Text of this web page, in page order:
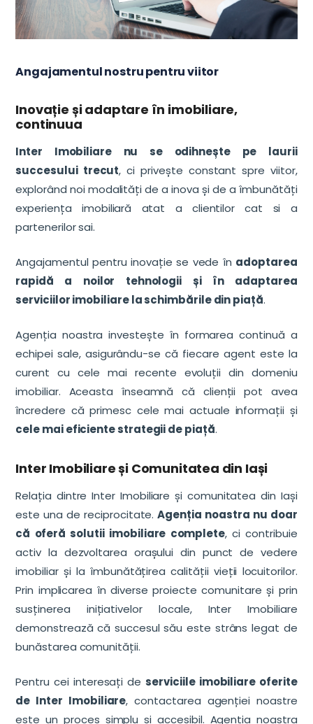
Angajamentul nostru pentru viitor
Inovație și adaptare în imobiliare,
continuua
Inter Imobiliare nu se odihnește pe laurii
succesului trecut, ci privește constant spre viitor,
explorând noi modalități de a inova și de a îmbunătăți
experiența imobiliară atat a clientilor cat si a
partenerilor sai.
Angajamentul pentru inovație se vede în adoptarea
rapidă a noilor tehnologii și în adaptarea
serviciilor imobiliare la schimbările din piață.
Agenția noastra investește în formarea continuă a
echipei sale, asigurându-se că fiecare agent este la
curent cu cele mai recente evoluții din domeniu
imobiliar. Aceasta înseamnă că clienții pot avea
încredere că primesc cele mai actuale informații și
cele mai eficiente strategii de piață.
Inter Imobiliare și Comunitatea din Iași
Relația dintre Inter Imobiliare și comunitatea din Iași
este una de reciprocitate.Agenția noastra nu doar
că oferă solutii imobiliare complete, ci contribuie
activ la dezvoltarea orașului din punct de vedere
imobiliar și la îmbunătățirea calității vieții locuitorilor.
Prin implicarea în diverse proiecte comunitare și prin
susținerea inițiativelor locale, Inter Imobiliare
demonstrează că succesul său este strâns legat de
bunăstarea comunității.
Pentru cei interesați deserviciile imobiliare oferite
de Inter Imobiliare, contactarea agenției noastre
este un proces simplu și accesibil. Agenția noastra